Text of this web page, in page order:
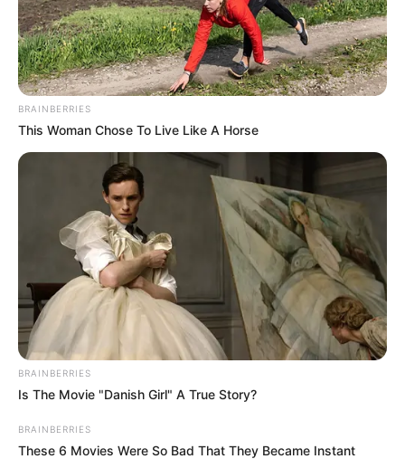
Di sana ia bertemu dengan perempuan cantik dan cerdas, bintang
porno bernama Emma Taylor yang diperankan oleh Ellen Toland.
BRAINBERRIES
This Woman Chose To Live Like A Horse
BRAINBERRIES
Is The Movie "Danish Girl" A True Story?
BRAINBERRIES
These 6 Movies Were So Bad That They Became Instant